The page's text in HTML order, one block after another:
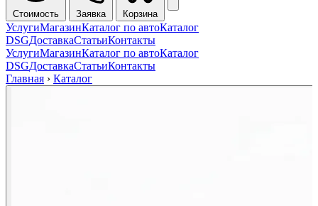
Стоимость Заявка Корзина
УслугиМагазинКаталог по автоКаталог
DSGДоставкаСтатьиКонтакты
УслугиМагазинКаталог по автоКаталог
DSGДоставкаСтатьиКонтакты
Главная › Каталог